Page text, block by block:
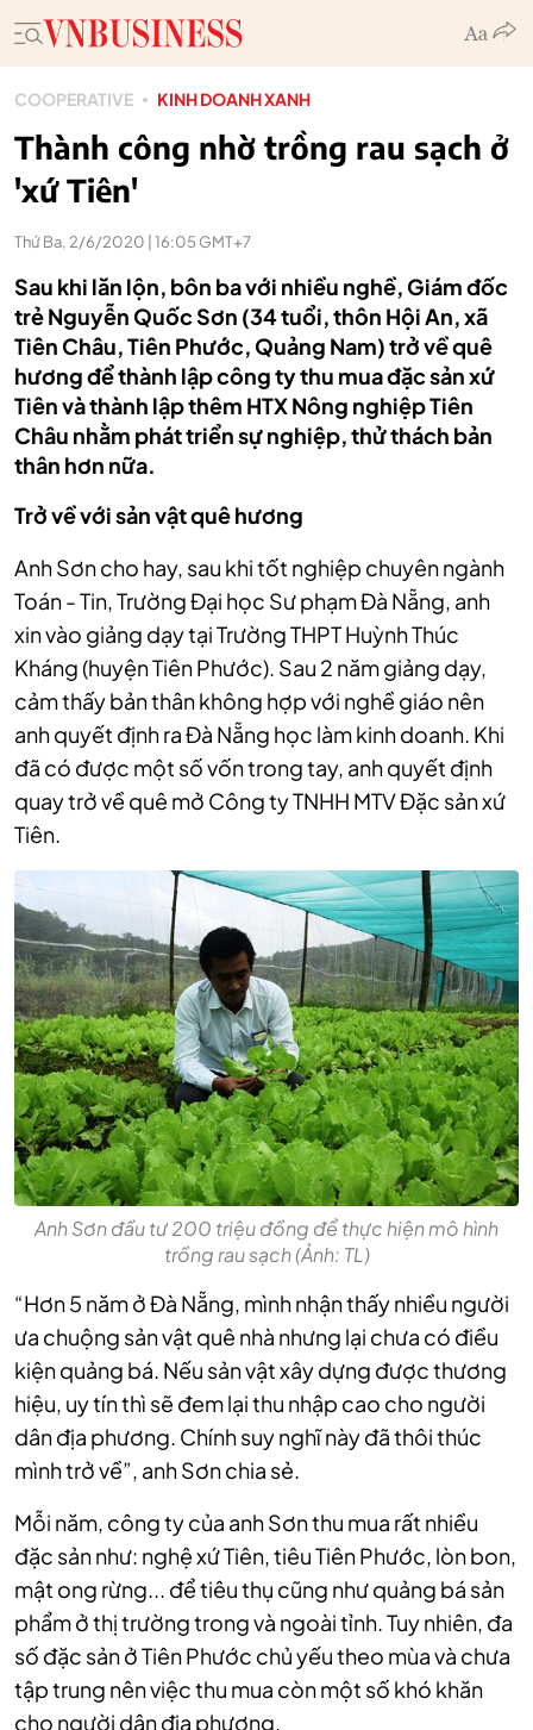
COOPERATIVE KINH DOANH XANH
Thành công nhờ trồng rau sạch ở
'xứ Tiên'
Thứ Ba, 2/6/2020 | 16:05 GMT+7
Sau khi lăn lộn, bôn ba với nhiều nghề, Giám đốc
trẻ Nguyễn Quốc Sơn (34 tuổi, thôn Hội An, xã
Tiên Châu, Tiên Phước, Quảng Nam) trở về quê
hương để thành lập công ty thu mua đặc sản xứ
Tiên và thành lập thêm HTX Nông nghiệp Tiên
Châu nhằm phát triển sự nghiệp, thử thách bản
thân hơn nữa.
Trở về với sản vật quê hương
Anh Sơn cho hay, sau khi tốt nghiệp chuyên ngành
Toán - Tin, Trường Đại học Sư phạm Đà Nẵng, anh
xin vào giảng dạy tại Trường THPT Huỳnh Thúc
Kháng (huyện Tiên Phước). Sau 2 năm giảng dạy,
cảm thấy bản thân không hợp với nghề giáo nên
anh quyết định ra Đà Nẵng học làm kinh doanh. Khi
đã có được một số vốn trong tay, anh quyết định
quay trở về quê mở Công ty TNHH MTV Đặc sản xứ
Tiên.
Anh Sơn đầu tư 200 triệu đồng để thực hiện mô hình
trồng rau sạch (Ảnh: TL)
“Hơn 5 năm ở Đà Nẵng, mình nhận thấy nhiều người
ưa chuộng sản vật quê nhà nhưng lại chưa có điều
kiện quảng bá. Nếu sản vật xây dựng được thương
hiệu, uy tín thì sẽ đem lại thu nhập cao cho người
dân địa phương. Chính suy nghĩ này đã thôi thúc
mình trở về”, anh Sơn chia sẻ.
Mỗi năm, công ty của anh Sơn thu mua rất nhiều
đặc sản như: nghệ xứ Tiên, tiêu Tiên Phước, lòn bon,
mật ong rừng... để tiêu thụ cũng như quảng bá sản
phẩm ở thị trường trong và ngoài tỉnh. Tuy nhiên, đa
số đặc sản ở Tiên Phước chủ yếu theo mùa và chưa
tập trung nên việc thu mua còn một số khó khăn
cho người dân địa phương.